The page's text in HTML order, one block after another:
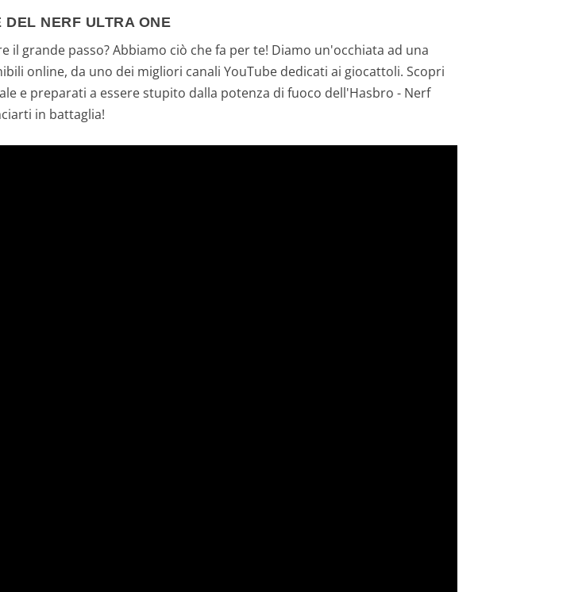
NERF ULTRA ONE
il grande passo? Abbiamo ciò che fa per te! Diamo un'occhiata ad una
online, da uno dei migliori canali YouTube dedicati ai giocattoli. Scopri
e preparati a essere stupito dalla potenza di fuoco dell'Hasbro - Nerf
in battaglia!